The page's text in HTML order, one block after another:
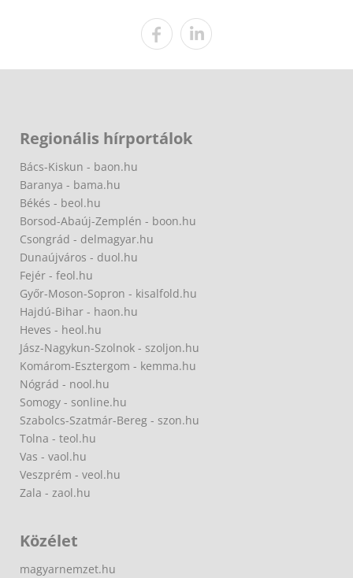
Regionális hírportálok
Bács-Kiskun - baon.hu
Baranya - bama.hu
Békés - beol.hu
Borsod-Abaúj-Zemplén - boon.hu
Csongrád - delmagyar.hu
Dunaújváros - duol.hu
Fejér - feol.hu
Győr-Moson-Sopron - kisalfold.hu
Hajdú-Bihar - haon.hu
Heves - heol.hu
Jász-Nagykun-Szolnok - szoljon.hu
Komárom-Esztergom - kemma.hu
Nógrád - nool.hu
Somogy - sonline.hu
Szabolcs-Szatmár-Bereg - szon.hu
Tolna - teol.hu
Vas - vaol.hu
Veszprém - veol.hu
Zala - zaol.hu
Közélet
magyarnemzet.hu